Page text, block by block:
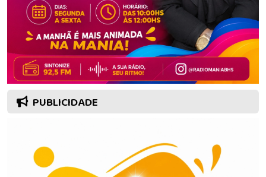
PUBLICIDADE